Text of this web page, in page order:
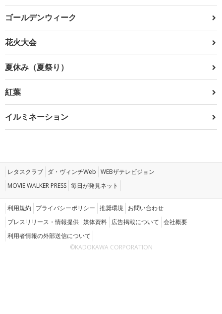
ゴールデンウィーク
花火大会
夏休み（夏祭り）
紅葉
イルミネーション
レタスクラブ ダ・ヴィンチWeb WEBザテレビジョン
MOVIE WALKER PRESS 毎日が発見ネット
利用規約 プライバシーポリシー 推奨環境 お問い合わせ
プレスリリース・情報提供 媒体資料 広告掲載について 会社概要
利用者情報の外部送信について
©KADOKAWA CORPORATION